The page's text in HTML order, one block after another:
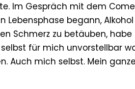
Im Gespräch mit dem
begann, Alkohol
Schmerz zu betäuben, habe
für mich unvorstellbar
Auch mich selbst. Mein